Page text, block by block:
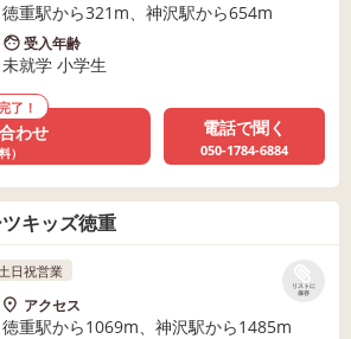
徳重駅から321m、神沢駅から654m
受入年齢
未就学 小学生
了！
わせ
）
電話で聞く
050-1784-6884
キッズ徳重
リストに
保存
日祝営業
アクセス
徳重駅から1069m、神沢駅から1485m